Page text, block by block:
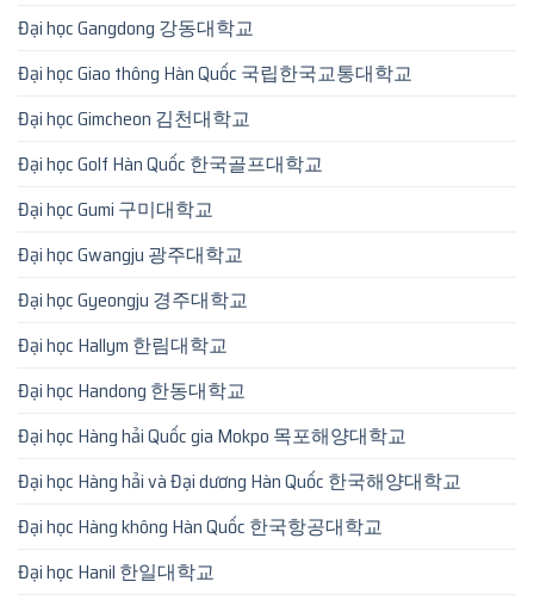
Đại học Gangdong 강동대학교
Đại học Giao thông Hàn Quốc 국립한국교통대학교
Đại học Gimcheon 김천대학교
Đại học Golf Hàn Quốc 한국골프대학교
Đại học Gumi 구미대학교
Đại học Gwangju 광주대학교
Đại học Gyeongju 경주대학교
Đại học Hallym 한림대학교
Đại học Handong 한동대학교
Đại học Hàng hải Quốc gia Mokpo 목포해양대학교
Đại học Hàng hải và Đại dương Hàn Quốc 한국해양대학교
Đại học Hàng không Hàn Quốc 한국항공대학교
Đại học Hanil 한일대학교